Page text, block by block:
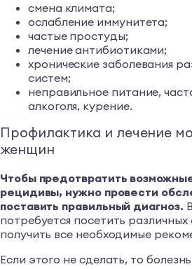
смена климата;
ослабление иммунитета;
частые простуды;
лечение антибиотиками;
хронические заболевания
систем;
неправильное питание,
алкоголя, курение.
Профилактика и лечение
женщин
Чтобы предотвратить
рецидивы, нужно провести
поставить правильный диагноз.
потребуется посетить
получить все необходимые
Если этого не сделать, то